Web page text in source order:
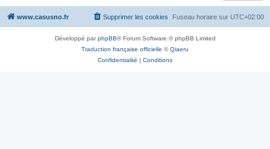
www.casusno.fr Fuseau horaire sur UTC+02:00
Supprimer les cookies
Développé parphpBB® Forum Software © phpBB Limited
Traduction française officielle ©Qiaeru
Confidentialité | Conditions